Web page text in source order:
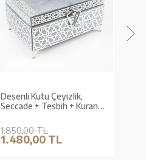
Desenli Kutu Çeyizlik,
Seccade + Tesbih + Kuran
Kadife, Gri, Elif-Vav)
1.850,00 TL
1.480,00 TL